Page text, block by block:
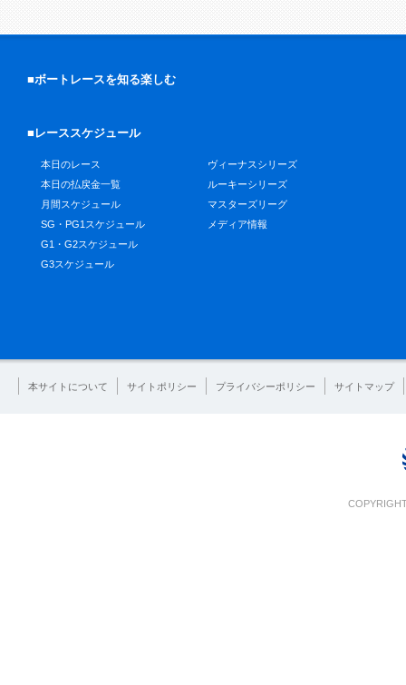
■ボートレースを知る楽しむ
■レーススケジュール
本日のレース
本日の払戻金一覧
月間スケジュール
SG・PG1スケジュール
G1・G2スケジュール
G3スケジュール
ヴィーナスシリーズ
ルーキーシリーズ
マスターズリーグ
メディア情報
本サイトについて サイトポリシー プライバシーポリシー サイトマップ